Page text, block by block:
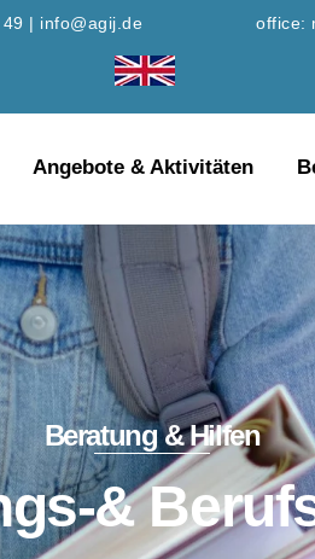
info@agij.de office:
Angebote & Aktivitäten
Beratung & Hilfen
&